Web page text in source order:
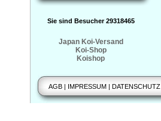
Sie sind Besucher 29318465
Japan Koi-Versand
Koi-Shop
Koishop
AGB | IMPRESSUM | DATENSCHUTZ